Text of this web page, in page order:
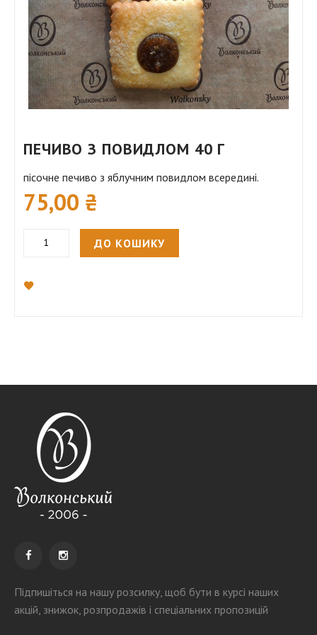
до
початку
галереї
зображень
ПЕЧИВО З ПОВИДЛОМ 40 Г
пісочне печиво з яблучним повидлом всередині.
75,00 ₴
ДО КОШИКУ
Підпишіться на нашу розсилку, щоб бути в курсі наших
акцій, знижок, розпродажів і спеціальних пропозицій